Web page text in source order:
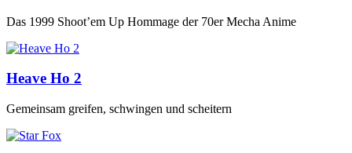
Das 1999 Shoot’em Up Hommage der 70er Mecha Anime
Heave Ho 2
Gemeinsam greifen, schwingen und scheitern